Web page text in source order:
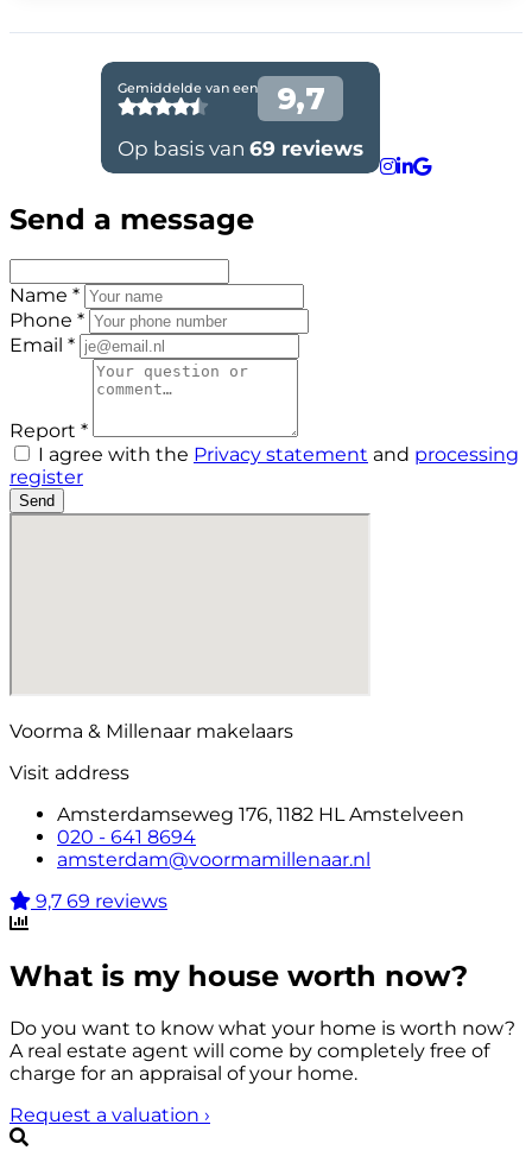
Send a message
Name *
Phone *
Email *
Report *
I agree with the Privacy statement and processing
register
Send
Voorma & Millenaar makelaars
Visit address
Amsterdamseweg 176, 1182 HL Amstelveen
020 - 641 8694
amsterdam@voormamillenaar.nl
9,7 69 reviews
What is my house worth now?
Do you want to know what your home is worth now?
A real estate agent will come by completely free of
charge for an appraisal of your home.
Request a valuation ›